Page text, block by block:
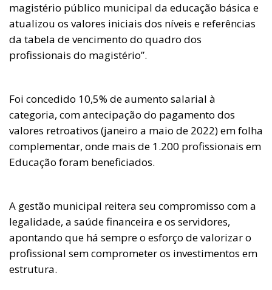
magistério público municipal da educação básica e
atualizou os valores iniciais dos níveis e referências
da tabela de vencimento do quadro dos
profissionais do magistério”.
Foi concedido 10,5% de aumento salarial à
categoria, com antecipação do pagamento dos
valores retroativos (janeiro a maio de 2022) em folha
complementar, onde mais de 1.200 profissionais em
Educação foram beneficiados.
A gestão municipal reitera seu compromisso com a
legalidade, a saúde financeira e os servidores,
apontando que há sempre o esforço de valorizar o
profissional sem comprometer os investimentos em
estrutura.